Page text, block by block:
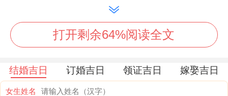
属蛇或属猪的朋友担任伴娘。
有机会考虑选择属鸡、属牛的人、他们再
2025年不犯太岁,且同巳蛇相合，更有吉星
来相助。借助她们身上的吉祥之气,可为婚礼
打开剩余64%阅读全文
结婚吉日 订婚吉日 领证吉日 嫁娶吉日
女生姓名